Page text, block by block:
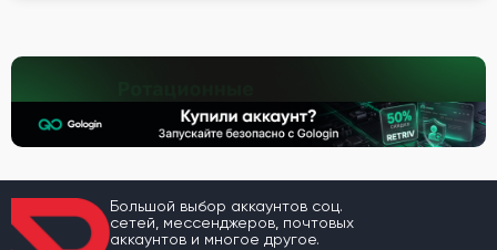
Большой выбор аккаунтов соц.
сетей, мессенджеров, почтовых
аккаунтов и многое другое.